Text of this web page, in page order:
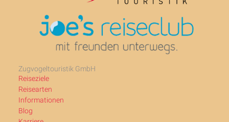
Zugvogeltouristik GmbH
Reiseziele
Reisearten
Informationen
Blog